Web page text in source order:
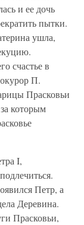
и ее дочь
пытки.
ушла,
счастье в
П.
Прасковьи
которым
I,
Петр, а
Деревина.
Прасковьи,